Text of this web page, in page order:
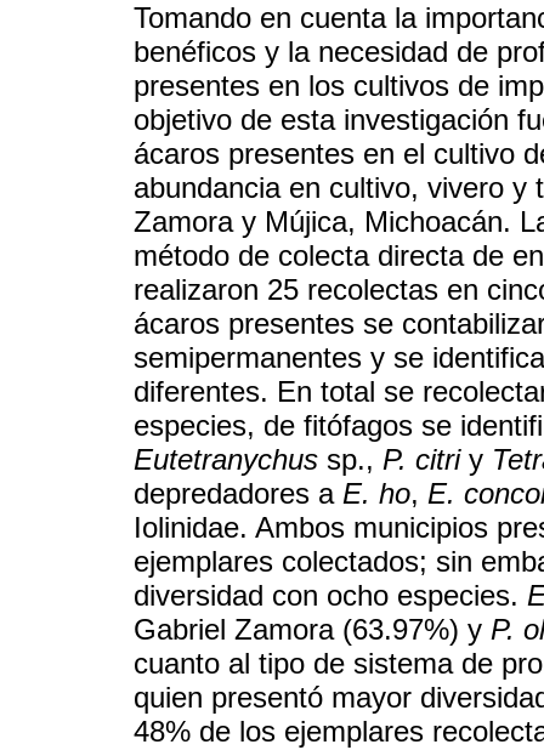
Tomando en cuenta la
benéficos y la necesidad de
presentes en los cultivos de
objetivo de esta investigación
ácaros presentes en el cultivo
abundancia en cultivo, vivero y
Zamora y Mújica, Michoacán.
método de colecta directa de
realizaron 25 recolectas en
ácaros presentes se
semipermanentes y se
diferentes. En total se
especies, de fitófagos se
Eutetranychus sp., P. citriy
depredadores a E. ho, E.
Iolinidae. Ambos municipios
ejemplares colectados; sin
diversidad con ocho especies.
Gabriel Zamora (63.97%) y P.
cuanto al tipo de sistema de
quien presentó mayor
48% de los ejemplares